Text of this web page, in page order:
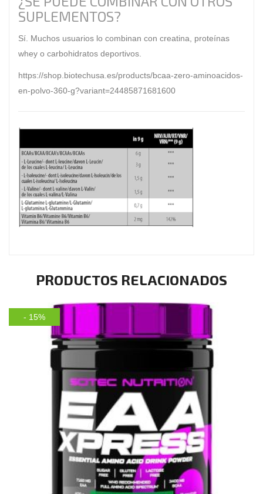
SUPLEMENTOS?
Sí. Muchos usuarios lo combinan con creatina
proteínas
whey o carbohidratos deportivos
https://shop.biotechusa.es/products/bcaa-zero-aminoacidos-
en-polvo-360-g?variant=24485871681600
PRODUCTOS RELACIONADOS
- 15%